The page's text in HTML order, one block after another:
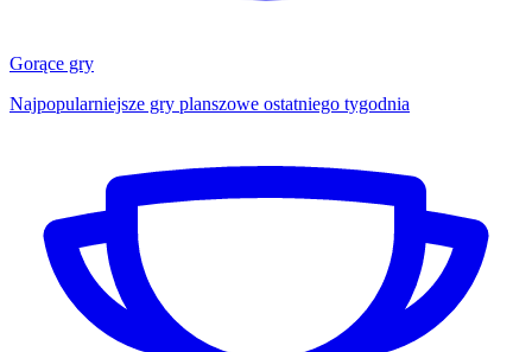
Gorące gry
Najpopularniejsze gry planszowe ostatniego tygodnia